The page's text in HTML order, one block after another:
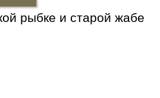
рыбке и старой жабе